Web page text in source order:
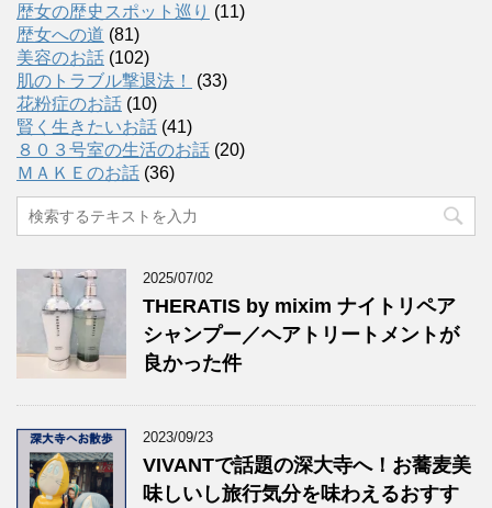
歴女の歴史スポット巡り (11)
歴女への道 (81)
美容のお話 (102)
肌のトラブル撃退法！
(33)
花粉症のお話 (10)
賢く生きたいお話 (41)
８０３号室の生活のお話 (20)
ＭＡＫＥのお話 (36)
2025/07/02
THERATIS by mixim ナイトリペア
シャンプー／ヘアトリートメントが
良かった件
2023/09/23
VIVANTで話題の深大寺へ！お蕎麦美
味しいし旅行気分を味わえるおすす